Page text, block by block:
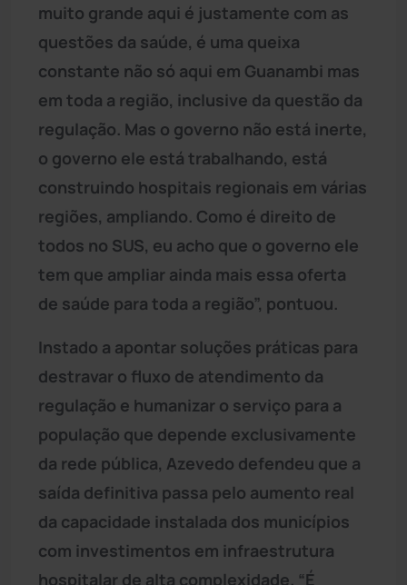
muito grande aqui é justamente com as
questões da saúde, é uma queixa
constante não só aqui em Guanambi mas
em toda a região, inclusive da questão da
regulação. Mas o governo não está inerte,
o governo ele está trabalhando, está
construindo hospitais regionais em várias
regiões, ampliando. Como é direito de
todos no SUS, eu acho que o governo ele
tem que ampliar ainda mais essa oferta
de saúde para toda a região”, pontuou.
Instado a apontar soluções práticas para
destravar o fluxo de atendimento da
regulação e humanizar o serviço para a
população que depende exclusivamente
da rede pública, Azevedo defendeu que a
saída definitiva passa pelo aumento real
da capacidade instalada dos municípios
com investimentos em infraestrutura
hospitalar de alta complexidade. “É